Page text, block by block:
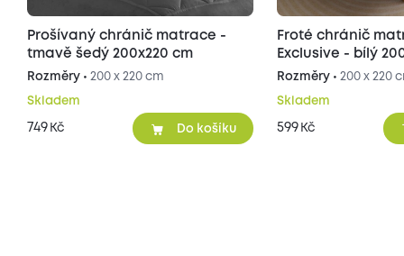
Prošívaný chránič matrace -
tmavě šedý 200x220 cm
Rozměry • 200 x 220 cm
Skladem
749 Kč Do košíku
Froté chránič matrace
Exclusive -
Rozměry •200 x 220
Skladem
599 Kč